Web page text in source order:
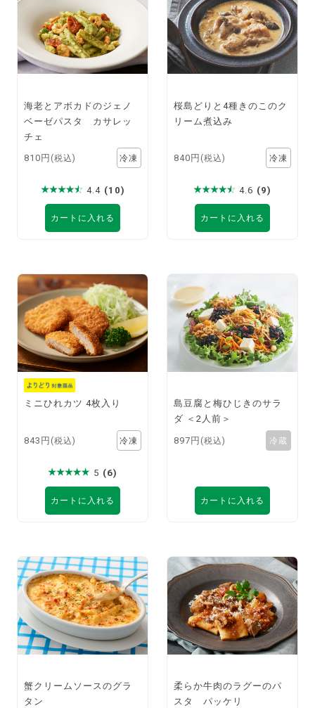
海老とアボカドのジェノ
ベーゼパスタ カサレッ
チェ
810円 (税込)
4.4 (10)
カートに入れる
桜島どりと4種きのこのク
リーム煮込み
840円 (税込)
4.6 (9)
カートに入れる
ミニひれカツ 4枚入り
843円 (税込)
5 (6)
カートに入れる
島豆腐と梅ひじきのサラ
ダ ＜2人前＞
897円 (税込)
カートに入れる
蟹クリームソースのグラ
タン
柔らか牛肉のラグーのパ
スタ パッケリ